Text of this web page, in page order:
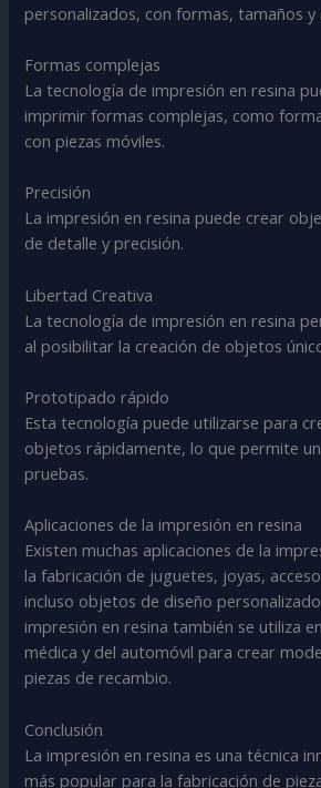
personalizados, con formas, tamaños y
Formas complejas
La tecnología de impresión en resina
imprimir formas complejas, como
con piezas móviles.
Precisión
La impresión en resina puede crear
de detalle y precisión.
Libertad Creativa
La tecnología de impresión en resina
al posibilitar la creación de objetos
Prototipado rápido
Esta tecnología puede utilizarse para
objetos rápidamente, lo que permite
pruebas.
Aplicaciones de la impresión en resina
Existen muchas aplicaciones de la
la fabricación de juguetes, joyas,
incluso objetos de diseño
impresión en resina también se utiliza
médica y del automóvil para crear
piezas de recambio.
Conclusión
La impresión en resina es una técnica
más popular para la fabricación de